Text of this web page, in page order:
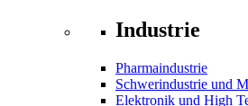
Industrie
Pharmaindustrie
Schwerindustrie und
Elektronik und High